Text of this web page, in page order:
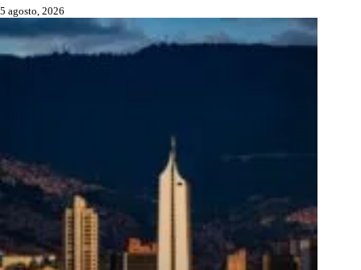
5 agosto, 2026